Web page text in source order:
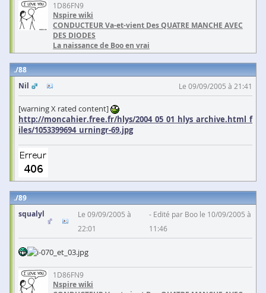
1D86FN9
Nspire wiki
CONDUCTEUR Va-et-vient Des QUATRE MANCHE AVEC
DES DIODES
La naissance de Boo en vrai
88
Nil
Le 09/09/2005 à 21:41
[warning X rated content]
http://moncahier.free.fr/hlys/2004_05_01_hlys_archive.html_f
iles/1053399694_urningr-69.jpg
89
squalyl
Le 09/09/2005 à
22:01
Edité par Boo le 10/09/2005 à
11:46
1D86FN9
Nspire wiki